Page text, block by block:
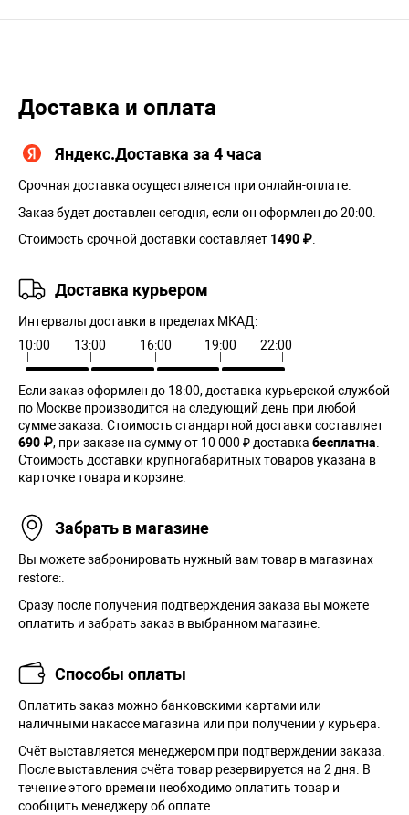
Доставка и оплата
Яндекс.Доставка за 4 часа
Срочная доставка осуществляется при онлайн-оплате.
Заказ будет доставлен сегодня, если он оформлен до 20:00.
Стоимость срочной доставки составляет 1490 ₽.
Доставка курьером
Интервалы доставки в пределах МКАД:
10:00
13:00 16:00 19:00 22:00
Если заказ оформлен до 18:00, доставка курьерской службой
по Москве производится на следующий день при любой
сумме заказа. Cтоимость стандартной доставки составляет
690 ₽, при заказе на сумму от 10 000 ₽ доставка бесплатна.
Стоимость доставки крупногабаритных товаров указана в
карточке товара и корзине.
Забрать в магазине
Вы можете забронировать нужный вам товар в магазинах
restore:.
Сразу после получения подтверждения заказа вы можете
оплатить и забрать заказ в выбранном магазине.
Способы оплаты
Оплатить заказ можно банковскими картами или
наличными накассе магазина или при получении у курьера.
Cчёт выставляется менеджером при подтверждении заказа.
После выставления счёта товар резервируется на 2 дня. В
течение этого времени необходимо оплатить товар и
сообщить менеджеру об оплате.